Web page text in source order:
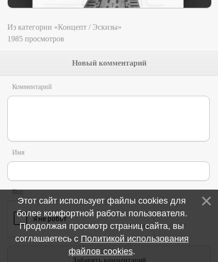
Из категории «Концепт / Эскизы»
1985 просмотров
Новый комментарий
Комментарий
Имя
Код
Этот сайт использует файлы cookies для
более комфортной работы пользователя.
Продолжая просмотр страниц сайта, вы
соглашаетесь с Политикой использования
файлов cookies.